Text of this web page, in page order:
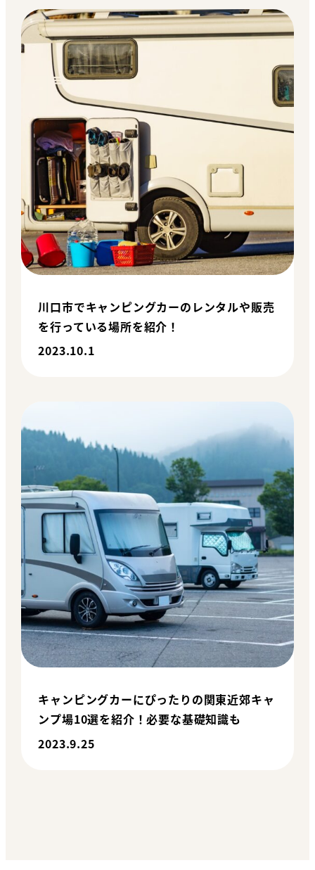
川口市でキャンピングカーのレンタルや販売
を行っている場所を紹介！
2023.10.1
キャンピングカーにぴったりの関東近郊キャ
ンプ場10選を紹介！必要な基礎知識も
2023.9.25